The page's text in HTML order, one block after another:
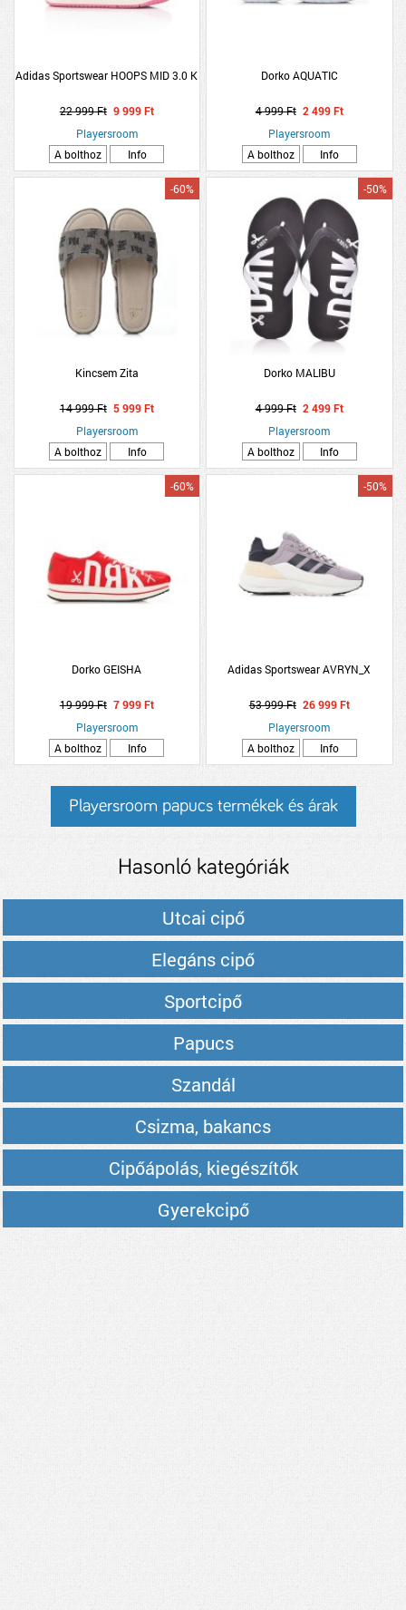
Adidas Sportswear HOOPS MID 3.0 K
22 999 Ft 9 999 Ft
Playersroom
A bolthoz
Info
Dorko AQUATIC
4 999 Ft 2 499 Ft
Playersroom
A bolthoz
Info
Kincsem Zita
-60%
14 999 Ft 5 999 Ft
Playersroom
A bolthoz
Info
Dorko MALIBU
-50%
4 999 Ft 2 499 Ft
Playersroom
A bolthoz
Info
Dorko GEISHA
-60%
19 999 Ft 7 999 Ft
Playersroom
A bolthoz
Info
Adidas Sportswear AVRYN_X
-50%
53 999 Ft 26 999 Ft
Playersroom
A bolthoz
Info
Playersroom papucs termékek és árak
Hasonló kategóriák
Utcai cipő
Elegáns cipő
Sportcipő
Papucs
Szandál
Csizma, bakancs
Cipőápolás, kiegészítők
Gyerekcipő